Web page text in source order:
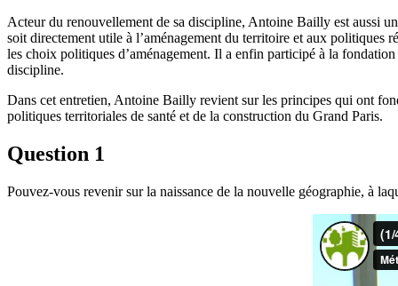
Acteur du renouvellement de sa discipline, Antoine Bailly est aussi
soit directement utile à l’aménagement du territoire et aux politiques
les choix politiques d’aménagement. Il a enfin participé à la
discipline.
Dans cet entretien, Antoine Bailly revient sur les principes qui ont
politiques territoriales de santé et de la construction du Grand Paris.
Question 1
Pouvez-vous revenir sur la naissance de la nouvelle géographie, à